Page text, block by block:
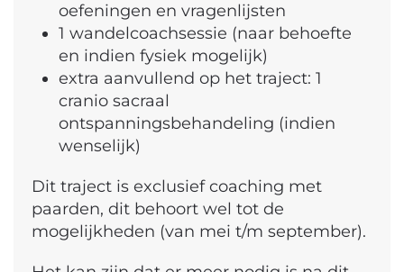
oefeningen en vragenlijsten
1 wandelcoachsessie (naar behoefte
en indien fysiek mogelijk)
extra aanvullend op het traject: 1
cranio sacraal
ontspanningsbehandeling (indien
wenselijk)
Dit traject is exclusief coaching met
paarden, dit behoort wel tot de
mogelijkheden (van mei t/m september).